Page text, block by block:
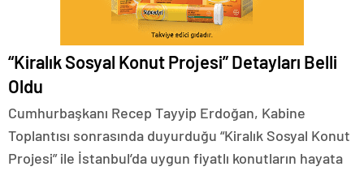
“Kiralık Sosyal Konut Projesi” Detayları Belli
Oldu
Cumhurbaşkanı Recep Tayyip Erdoğan, Kabine
Toplantısı sonrasında duyurduğu “Kiralık Sosyal Konut
Projesi” ile İstanbul’da uygun fiyatlı konutların hayata